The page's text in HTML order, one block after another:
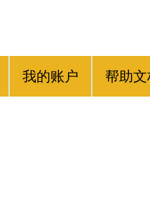
我的账户 帮助文